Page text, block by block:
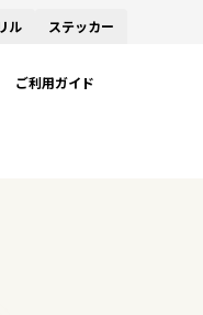
ル ステッカー
ご利用ガイド